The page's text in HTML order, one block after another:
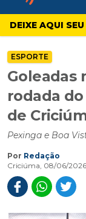
4oito
DEIXE AQUI
ESPORTE
Goleadas
rodada
de
Pexinga e Boa
Por Redação
Criciúma, 08/06/2026